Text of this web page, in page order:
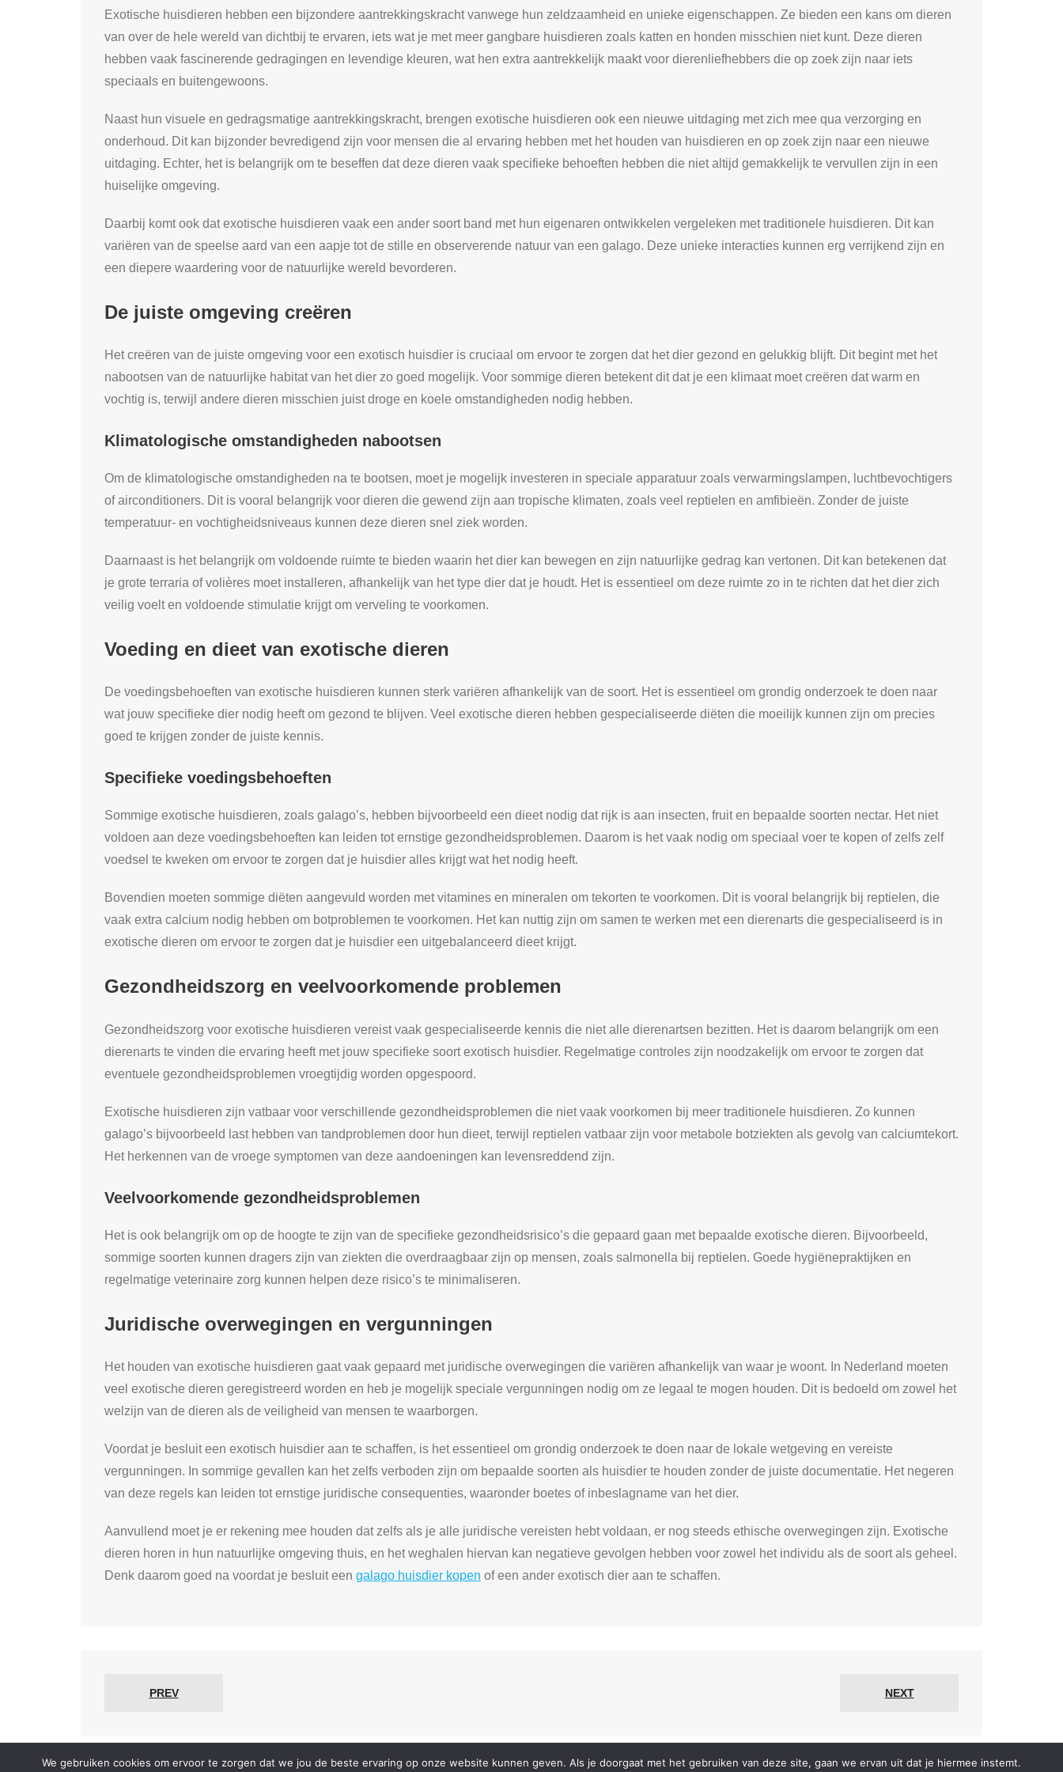
Exotische huisdieren hebben een bijzondere aantrekkingskracht vanwege hun zeldzaamheid en unieke eigenschappen. Ze bieden een kans om dieren
van over de hele wereld van dichtbij te ervaren, iets wat je met meer gangbare huisdieren zoals katten en honden misschien niet kunt. Deze dieren
hebben vaak fascinerende gedragingen en levendige kleuren, wat hen extra aantrekkelijk maakt voor dierenliefhebbers die op zoek zijn naar iets
speciaals en buitengewoons.
Naast hun visuele en gedragsmatige aantrekkingskracht, brengen exotische huisdieren ook een nieuwe uitdaging met zich mee qua verzorging en
onderhoud. Dit kan bijzonder bevredigend zijn voor mensen die al ervaring hebben met het houden van huisdieren en op zoek zijn naar een nieuwe
uitdaging. Echter, het is belangrijk om te beseffen dat deze dieren vaak specifieke behoeften hebben die niet altijd gemakkelijk te vervullen zijn in een
huiselijke omgeving.
Daarbij komt ook dat exotische huisdieren vaak een ander soort band met hun eigenaren ontwikkelen vergeleken met traditionele huisdieren. Dit kan
variëren van de speelse aard van een aapje tot de stille en observerende natuur van een galago. Deze unieke interacties kunnen erg verrijkend zijn en
een diepere waardering voor de natuurlijke wereld bevorderen.
De juiste omgeving creëren
Het creëren van de juiste omgeving voor een exotisch huisdier is cruciaal om ervoor te zorgen dat het dier gezond en gelukkig blijft. Dit begint met het
nabootsen van de natuurlijke habitat van het dier zo goed mogelijk. Voor sommige dieren betekent dit dat je een klimaat moet creëren dat warm en
vochtig is, terwijl andere dieren misschien juist droge en koele omstandigheden nodig hebben.
Klimatologische omstandigheden nabootsen
Om de klimatologische omstandigheden na te bootsen, moet je mogelijk investeren in speciale apparatuur zoals verwarmingslampen, luchtbevochtigers
of airconditioners. Dit is vooral belangrijk voor dieren die gewend zijn aan tropische klimaten, zoals veel reptielen en amfibieën. Zonder de juiste
temperatuur- en vochtigheidsniveaus kunnen deze dieren snel ziek worden.
Daarnaast is het belangrijk om voldoende ruimte te bieden waarin het dier kan bewegen en zijn natuurlijke gedrag kan vertonen. Dit kan betekenen dat
je grote terraria of volières moet installeren, afhankelijk van het type dier dat je houdt. Het is essentieel om deze ruimte zo in te richten dat het dier zich
veilig voelt en voldoende stimulatie krijgt om verveling te voorkomen.
Voeding en dieet van exotische dieren
De voedingsbehoeften van exotische huisdieren kunnen sterk variëren afhankelijk van de soort. Het is essentieel om grondig onderzoek te doen naar
wat jouw specifieke dier nodig heeft om gezond te blijven. Veel exotische dieren hebben gespecialiseerde diëten die moeilijk kunnen zijn om precies
goed te krijgen zonder de juiste kennis.
Specifieke voedingsbehoeften
Sommige exotische huisdieren, zoals galago’s, hebben bijvoorbeeld een dieet nodig dat rijk is aan insecten, fruit en bepaalde soorten nectar. Het niet
voldoen aan deze voedingsbehoeften kan leiden tot ernstige gezondheidsproblemen. Daarom is het vaak nodig om speciaal voer te kopen of zelfs zelf
voedsel te kweken om ervoor te zorgen dat je huisdier alles krijgt wat het nodig heeft.
Bovendien moeten sommige diëten aangevuld worden met vitamines en mineralen om tekorten te voorkomen. Dit is vooral belangrijk bij reptielen, die
vaak extra calcium nodig hebben om botproblemen te voorkomen. Het kan nuttig zijn om samen te werken met een dierenarts die gespecialiseerd is in
exotische dieren om ervoor te zorgen dat je huisdier een uitgebalanceerd dieet krijgt.
Gezondheidszorg en veelvoorkomende problemen
Gezondheidszorg voor exotische huisdieren vereist vaak gespecialiseerde kennis die niet alle dierenartsen bezitten. Het is daarom belangrijk om een
dierenarts te vinden die ervaring heeft met jouw specifieke soort exotisch huisdier. Regelmatige controles zijn noodzakelijk om ervoor te zorgen dat
eventuele gezondheidsproblemen vroegtijdig worden opgespoord.
Exotische huisdieren zijn vatbaar voor verschillende gezondheidsproblemen die niet vaak voorkomen bij meer traditionele huisdieren. Zo kunnen
galago’s bijvoorbeeld last hebben van tandproblemen door hun dieet, terwijl reptielen vatbaar zijn voor metabole botziekten als gevolg van calciumtekort.
Het herkennen van de vroege symptomen van deze aandoeningen kan levensreddend zijn.
Veelvoorkomende gezondheidsproblemen
Het is ook belangrijk om op de hoogte te zijn van de specifieke gezondheidsrisico’s die gepaard gaan met bepaalde exotische dieren. Bijvoorbeeld,
sommige soorten kunnen dragers zijn van ziekten die overdraagbaar zijn op mensen, zoals salmonella bij reptielen. Goede hygiënepraktijken en
regelmatige veterinaire zorg kunnen helpen deze risico’s te minimaliseren.
Juridische overwegingen en vergunningen
Het houden van exotische huisdieren gaat vaak gepaard met juridische overwegingen die variëren afhankelijk van waar je woont. In Nederland moeten
veel exotische dieren geregistreerd worden en heb je mogelijk speciale vergunningen nodig om ze legaal te mogen houden. Dit is bedoeld om zowel het
welzijn van de dieren als de veiligheid van mensen te waarborgen.
Voordat je besluit een exotisch huisdier aan te schaffen, is het essentieel om grondig onderzoek te doen naar de lokale wetgeving en vereiste
vergunningen. In sommige gevallen kan het zelfs verboden zijn om bepaalde soorten als huisdier te houden zonder de juiste documentatie. Het negeren
van deze regels kan leiden tot ernstige juridische consequenties, waaronder boetes of inbeslagname van het dier.
Aanvullend moet je er rekening mee houden dat zelfs als je alle juridische vereisten hebt voldaan, er nog steeds ethische overwegingen zijn. Exotische
dieren horen in hun natuurlijke omgeving thuis, en het weghalen hiervan kan negatieve gevolgen hebben voor zowel het individu als de soort als geheel.
Denk daarom goed na voordat je besluit een galago huisdier kopen of een ander exotisch dier aan te schaffen.
PREV NEXT
We gebruiken cookies om ervoor te zorgen dat we jou de beste ervaring op onze website kunnen geven. Als je doorgaat met het gebruiken van deze site, gaan we ervan uit dat je hiermee instemt.